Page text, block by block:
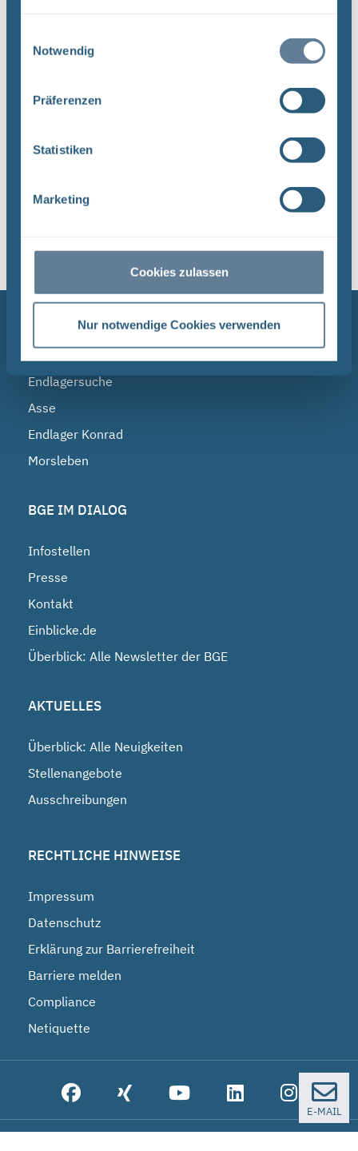
Notwendig
Präferenzen
Statistiken
Marketing
Cookies zulassen
Nur notwendige Cookies verwenden
umfassende Aufgabenspek- ...
Dateityp: PDF | Dokumentenstand vom:
Endlagersuche
Asse
Endlager Konrad
Morsleben
BGE IM DIALOG
Infostellen
Presse
Kontakt
Einblicke.de
Überblick: Alle Newsletter der BGE
AKTUELLES
Überblick: Alle Neuigkeiten
Stellenangebote
Ausschreibungen
RECHTLICHE HINWEISE
Impressum
Datenschutz
Erklärung zur Barrierefreiheit
Barriere melden
Compliance
Netiquette
E-MAIL